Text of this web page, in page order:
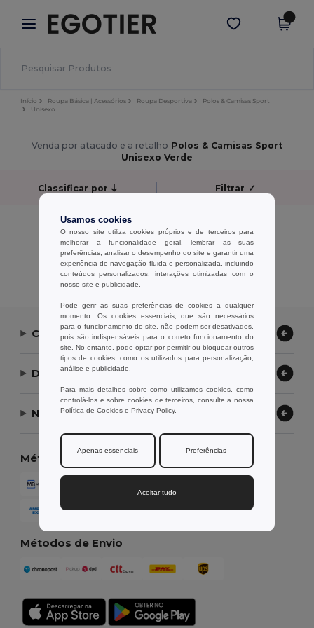
× App Egotier
Melhores preços na app!
Obter app
Início Roupa Básica | Acessórios Roupa Desportiva
Polos & Camisas Sport
Unisexo
Venda por atacado e a retalho Polos & Camisas Sport
Unisexo Verde
Classificar por Filtrar ✓
Sem resultados.
Sem resultados.
Exibindo Todos Os Produtos.
Contate-nos
Deixe-nos ajudar
Nossa Empresa
Métodos de Pagamento
Métodos de Envio
Usamos cookies
O nosso site utiliza cookies próprios e de terceiros para
melhorar a funcionalidade geral, lembrar as suas
preferências, analisar o desempenho do site e garantir uma
experiência de navegação fluida e personalizada, incluindo
conteúdos personalizados, interações otimizadas com o
nosso site e publicidade.
Pode gerir as suas preferências de cookies a qualquer
momento. Os cookies essenciais, que são necessários
para o funcionamento do site, não podem ser desativados,
pois são indispensáveis para o correto funcionamento do
site. No entanto, pode optar por permitir ou bloquear outros
tipos de cookies, como os utilizados para personalização,
análise e publicidade.
Para mais detalhes sobre como utilizamos cookies, como
controlá-los e sobre cookies de terceiros, consulte a nossa
Política de Cookies e Privacy Policy.
Apenas essenciais Preferências
Aceitar tudo